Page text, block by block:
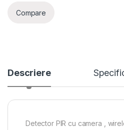
Compare
Descriere
Detector PIR cu camera ,